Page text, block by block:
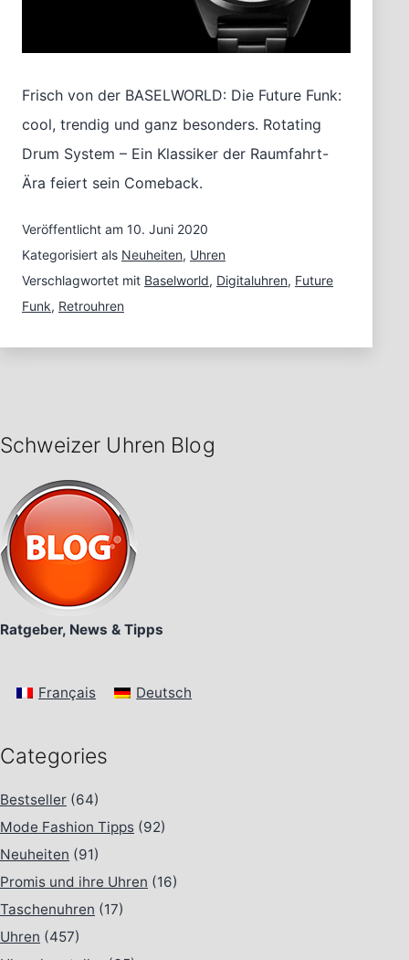
Frisch von der BASELWORLD: Die Future Funk:
cool, trendig und ganz besonders. Rotating
Drum System – Ein Klassiker der Raumfahrt-
Ära feiert sein Comeback.
Veröffentlicht am 10. Juni 2020
Kategorisiert als Neuheiten, Uhren
Verschlagwortet mit Baselworld, Digitaluhren, Future
Funk, Retrouhren
Schweizer Uhren Blog
Ratgeber, News & Tipps
Français Deutsch
Categories
Bestseller (64)
Mode Fashion Tipps (92)
Neuheiten (91)
Promis und ihre Uhren (16)
Taschenuhren (17)
Uhren (457)